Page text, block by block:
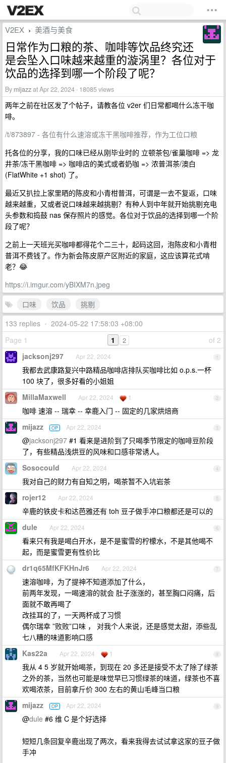
V2EX › 美酒与美食
日常作为口粮的茶、咖啡等饮品终究还
是会坠入口味越来越重的漩涡里？各位对于
饮品的选择到哪一个阶段了呢？
By mijazzat Apr 22, 2024 · 18085 views
两年之前在社区发了个帖子，请教各位 v2er 们日常都喝什么冻干咖
啡。
/t/873897 - 各位有什么速溶或冻干黑咖啡推荐，作为工位口粮
托各位的分享，我的口味已经从刚毕业时的 立顿茶包/雀巢咖啡 => 龙
井茶/冻干黑咖啡 => 咖啡店的美式或者奶咖 => 浓普洱茶/澳白
(FlatWhite +1 shot) 了。
最近又扒拉上家里晒的陈皮和小青柑普洱，可谓是一去不复返，口味
越来越重，又或者说口味越来越挑剔？有种人到中年就开始挑剔充电
头参数和捣鼓 nas 保存照片的感觉。各位对于饮品的选择到哪一个阶
段了呢？
之前上一天班光买咖啡都得花个二三十，起码这回，泡陈皮和小青柑
普洱不费钱了。作为新会陈皮原产区附近的家庭，这应该算花式啃
老？😂
https://i.imgur.com/yBIXM7n.jpeg
口味
饮品
挑剔
133 replies • 2024-05-22 17:58:03 +08:00
Page 1
of 2
1 2
1
jacksonj297 Apr 22, 2024
我都去武康路复兴中路精品咖啡店排队买咖啡比如 o.p.s.一杯
100 块了，很多好看的小姐姐
2
MillaMaxwell Apr 22, 2024 1
咖啡 速溶 -- 瑞幸 -- 幸鹿入门 -- 固定的几家烘焙商
3
mijazz OP Apr 22, 2024
@jacksonj297 #1 看来是进阶到了只喝季节限定的咖啡豆阶段
了，有些精品浅烘豆的风味和口感非常诱人。
4
Sosocould Apr 22, 2024
我对自己的财力有自知之明，喝茶暂不入坑岩茶
5
rojer12 Apr 22, 2024
辛鹿的铁皮卡和达芭雅还有 toh 豆子做手冲口粮都还是可以的
6
dule Apr 22, 2024
看来只有我是喝白开水，是不是蜜雪的柠檬水，不是其他喝不
起，而是蜜雪更有性价比
7
dr1q65MfKFKHnJr6 Apr 22, 2024
速溶咖啡，为了提神不知道添加了什么，
前两年发现，一喝速溶的就会 肚子涨涨的，甚至胸口闷痛，后
面就不敢再喝了
改挂耳的了，一天两杯成了习惯
偶尔瑞幸 ”败败”口味 ， 对我个人来说，还是感觉太甜，添些乱
七八糟的味道影响口感
8
Kas22a Apr 22, 2024 1
我从 4 5 岁就开始喝茶，到现在 20 多还是接受不太了除了绿茶
之外的茶，当然也可能是味觉早已习惯绿茶的味道，绿茶也不喜
欢喝浓茶，目前拿斤价 300 左右的黄山毛峰当口粮
9
mijazz OP Apr 22, 2024
@dule #6 维 C 是个好选择
短短几条回复辛鹿出现了两次，看来我得去试试拿这家的豆子做
手冲